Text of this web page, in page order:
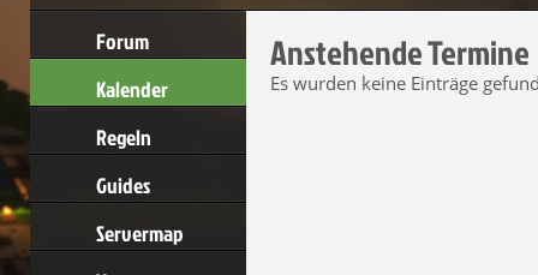
Forum
Kalender
Regeln
Guides
Servermap
Anstehende Termine
Es wurden keine Einträge